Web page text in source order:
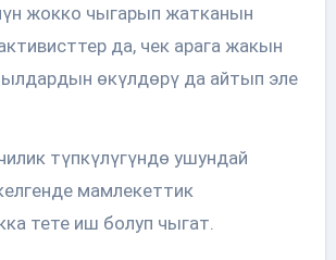
жокко чыгарып жатканын
да, чек арага жакын
өкүлдөрү да айтып эле
түпкүлүгүндө ушундай
мамлекеттик
тете иш болуп чыгат.